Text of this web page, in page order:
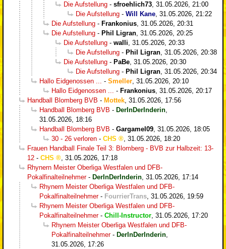
Die Aufstellung - sfroehlich73 31.05.2026, 21:00
Die Aufstellung - Will Kane 31.05.2026, 21:22
Die Aufstellung - Frankonius 31.05.2026, 20:31
Die Aufstellung - Phil Ligran 31.05.2026, 20:25
Die Aufstellung - walli 31.05.2026, 20:33
Die Aufstellung - Phil Ligran 31.05.2026, 20:38
Die Aufstellung - PaBe 31.05.2026, 20:30
Die Aufstellung - Phil Ligran 31.05.2026, 20:34
Hallo Eidgenossen ...
- Smeller 31.05.2026, 20:10
Hallo Eidgenossen ...
- Frankonius 31.05.2026, 20:17
Handball Blomberg BVB - Mottek 31.05.2026, 17:56
Handball Blomberg BVB - DerInDerInderin
31.05.2026, 18:16
Handball Blomberg BVB - Gargamel09 31.05.2026, 18:05
30 - 26 verloren - CHS
31.05.2026, 18:20
Frauen Handball Finale Teil 3: Blomberg - BVB zur Halbzeit: 13-
12 - CHS
31.05.2026, 17:18
Rhynern Meister Oberliga Westfalen und DFB-
Pokalfinalteilnehmer- DerInDerInderin 31.05.2026, 17:14
Rhynern Meister Oberliga Westfalen und DFB-
Pokalfinalteilnehmer- FourrierTrans 31.05.2026, 19:59
Rhynern Meister Oberliga Westfalen und DFB-
Pokalfinalteilnehmer- Chill-Instructor 31.05.2026, 17:20
Rhynern Meister Oberliga Westfalen und DFB-
Pokalfinalteilnehmer- DerInDerInderin
31.05.2026, 17:26